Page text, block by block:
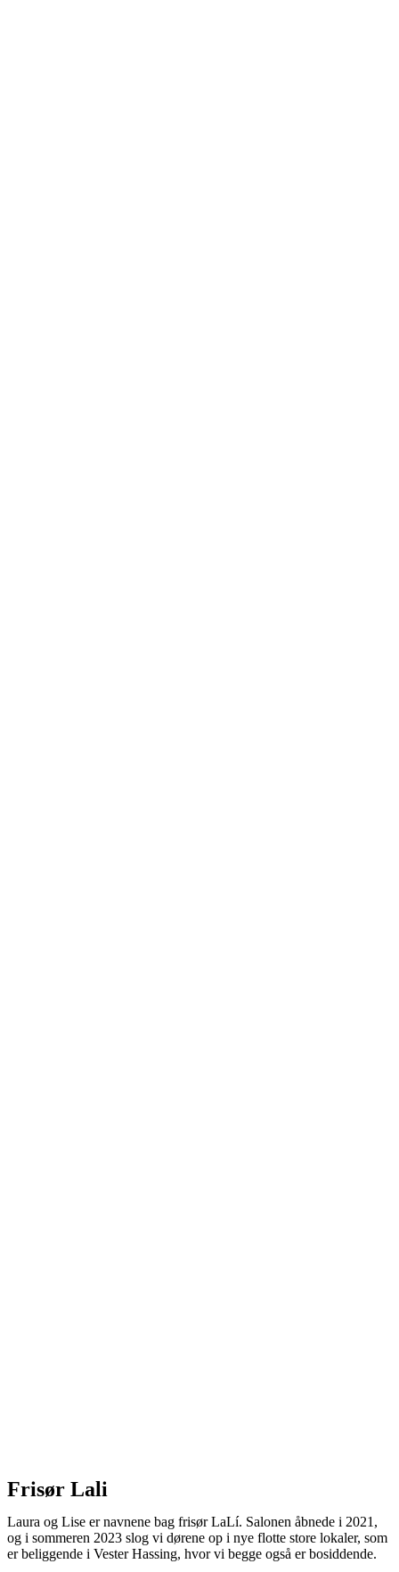
Frisør Lali
Laura og Lise er navnene bag frisør LaLí. Salonen åbnede i 2021,
og i sommeren 2023 slog vi dørene op i nye flotte store lokaler, som
er beliggende i Vester Hassing, hvor vi begge også er bosiddende.